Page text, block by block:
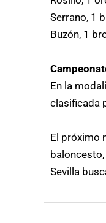
Serrano, 1
Buzón, 1
En la
clasificada
El próximo
Sevilla